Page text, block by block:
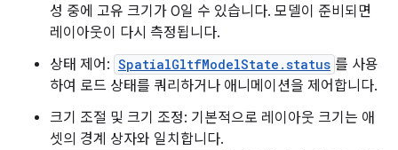
성 중에 고유 크기가 0일 수 있습니다. 모델이 준비되면
레이아웃이 다시 측정됩니다.
상태 제어: SpatialGltfModelState.status 를 사용
하여 로드 상태를 쿼리하거나 애니메이션을 제어합니다.
크기 조절 및 크기 조정: 기본적으로 레이아웃 크기는 애
셋의 경계 상자와 일치합니다.